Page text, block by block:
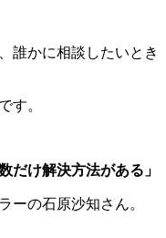
誰かに相談したいとき
す。
だけ解決方法がある」
ーの石原沙知さん。